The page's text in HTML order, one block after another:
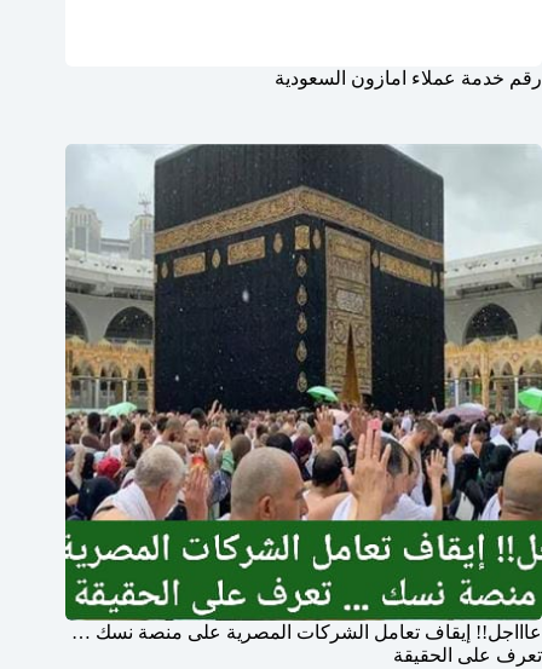
رقم خدمة عملاء امازون السعودية
عاااجل!! إيقاف تعامل الشركات المصرية على منصة نسك …
تعرف على الحقيقة